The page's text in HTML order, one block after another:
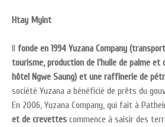
Htay Myint
Il fonde en 1994 Yuzana Company
tourisme, production de l’huile de palme et
hôtel Ngwe Saung) et une raffinerie de
société Yuzana a bénéficié de prêts du
En 2006, Yuzana Company, qui fait à
et de crevettes commence à saisir des